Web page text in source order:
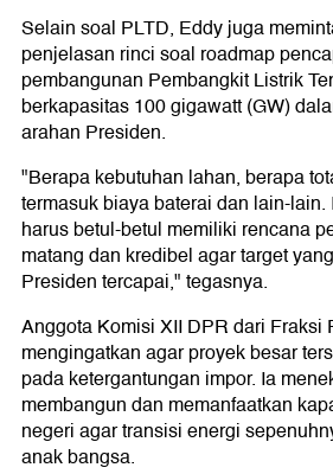
Selain soal PLTD, Eddy juga
penjelasan rinci soal roadmap
pembangunan Pembangkit Listrik
berkapasitas 100 gigawatt (GW)
arahan Presiden.
"Berapa kebutuhan lahan, berapa
termasuk biaya baterai dan lain-
harus betul-betul memiliki rencana
matang dan kredibel agar target
Presiden tercapai," tegasnya.
Anggota Komisi XII DPR dari Fraksi
mengingatkan agar proyek besar
pada ketergantungan impor. Ia
membangun dan memanfaatkan
negeri agar transisi energi
anak bangsa.